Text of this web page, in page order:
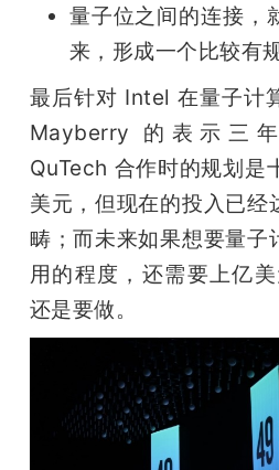
量子位之间的连接，
来，形成一个比较有
最后针对 Intel 在量子计
Mayberry 的表示三
QuTech 合作时的规划
美元，但现在的投入已经
畴；而未来如果想要量子
用的程度，还需要上亿
还是要做。